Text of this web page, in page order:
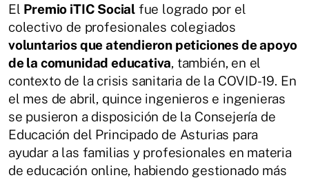
El Premio iTIC Social fue logrado por el
colectivo de profesionales colegiados
voluntarios que atendieron peticiones de apoyo
de la comunidad educativa, también, en el
contexto de la crisis sanitaria de la COVID-19. En
el mes de abril, quince ingenieros e ingenieras
se pusieron a disposición de la Consejería de
Educación del Principado de Asturias para
ayudar a las familias y profesionales en materia
de educación online, habiendo gestionado más